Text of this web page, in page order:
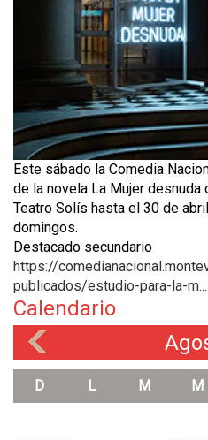
Este sábado la Comedia
de la novela La Mujer desnuda
Teatro Solís hasta el 30 de
domingos.
Destacado secundario
https://
publicados/estudio-para-la-m...
Calendario
D L M M